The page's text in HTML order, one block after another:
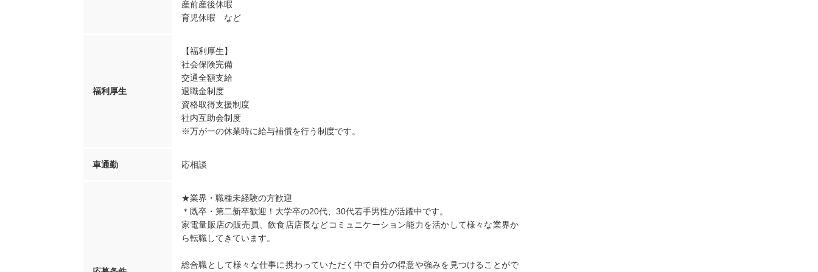
産前産後休暇
育児休暇 など
福利厚生
【福利厚生】
社会保険完備
交通全額支給
退職金制度
資格取得支援制度
社内互助会制度
※万が一の休業時に給与補償を行う制度です。
車通勤 応相談
★業界・職種未経験の方歓迎
＊既卒・第二新卒歓迎！大学卒の20代、30代若手男性が活躍中です。
家電量販店の販売員、飲食店店長などコミュニケーション能力を活かして様々な業界か
ら転職してきています。
総合職として様々な仕事に携わっていただく中で自分の得意や強みを見つけることがで